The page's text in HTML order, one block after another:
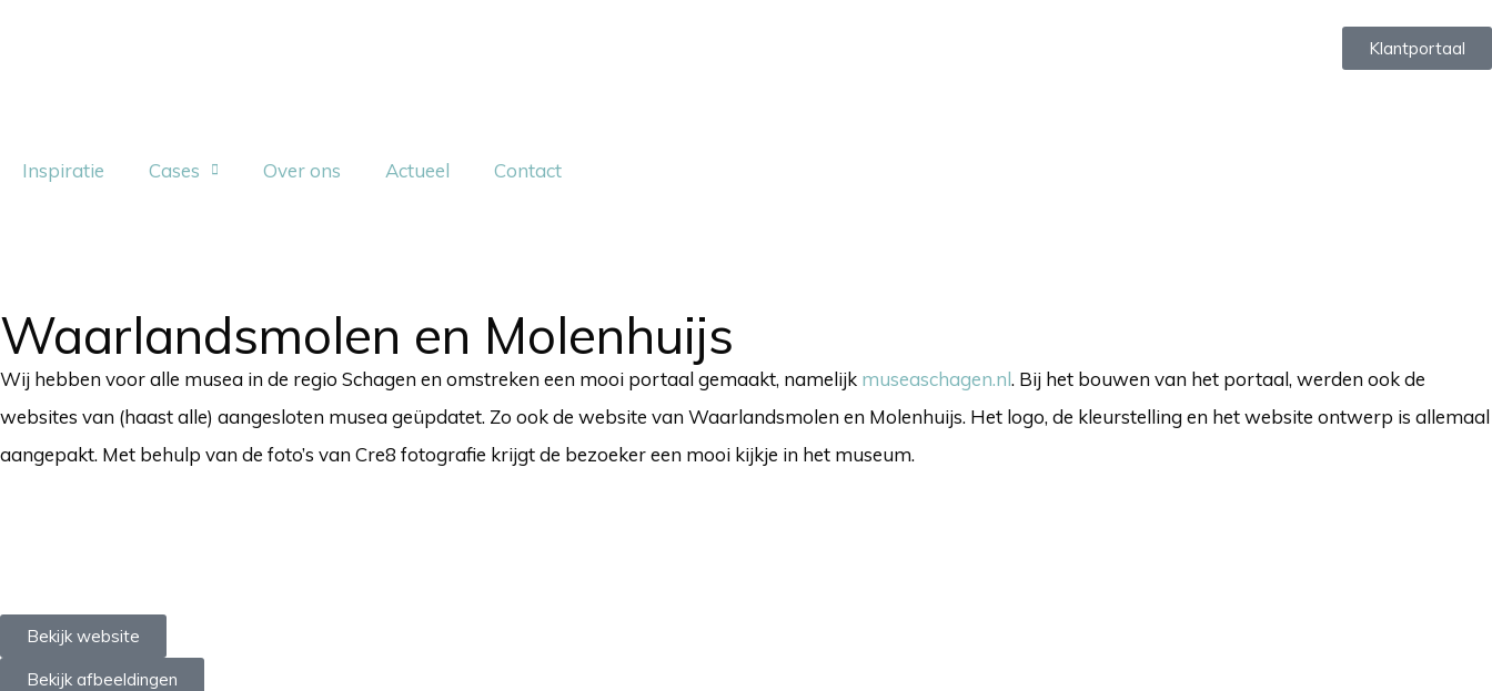
Klantportaal
Inspiratie Cases Over ons Actueel Contact
Waarlandsmolen en Molenhuijs
Wij hebben voor alle musea in de regio Schagen en omstreken een mooi portaal gemaakt, namelijk museaschagen.nl. Bij het bouwen van het portaal, werden ook de
websites van (haast alle) aangesloten musea geüpdatet. Zo ook de website van Waarlandsmolen en Molenhuijs. Het logo, de kleurstelling en het website ontwerp is allemaal
aangepakt. Met behulp van de foto’s van Cre8 fotografie krijgt de bezoeker een mooi kijkje in het museum.
Bekijk website
Bekijk afbeeldingen